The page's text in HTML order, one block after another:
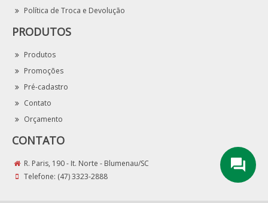
Política de Troca e Devolução
PRODUTOS
Produtos
Promoções
Pré-cadastro
Contato
Orçamento
CONTATO
R. Paris, 190 - It. Norte - Blumenau/SC
Telefone: (47) 3323-2888